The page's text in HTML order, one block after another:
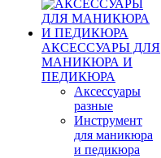
АКСЕССУАРЫ ДЛЯ
МАНИКЮРА И
ПЕДИКЮРА
Аксессуары
разные
Инструмент
для маникюра
и педикюра